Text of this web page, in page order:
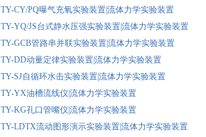
TY-CY/PQ曝气充氧实验装置|流体力学实验装置
TY-YQ/JS台式静水压强实验装置|流体力学实验装置
TY-GCB管路串并联实验装置|流体力学实验装置
TY-DD动量定律实验装置|流体力学实验装置
TY-SJ自循环水击实验装置|流体力学实验装置
TY-YX油槽流线仪|流体力学实验装置
TY-KG孔口管嘴仪|流体力学实验装置
TY-LDTX流动图形演示实验装置|流体力学实验装置